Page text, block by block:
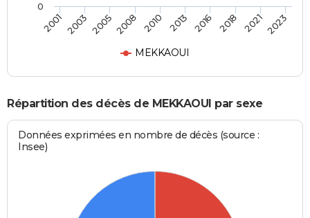
MEKKAOUI
2001 2003 20052008 2010 2013 2016 2018 20212023
0
Répartition des décès de MEKKAOUI par sexe
Données exprimées en nombre de décès (source :
Insee)